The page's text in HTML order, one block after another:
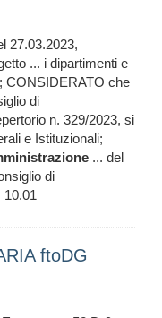
27.03.2023,
... i dipartimenti e
CONSIDERATO che
di
n. 329/2023, si
e Istituzionali;
... del
di
10.01
ftoDG